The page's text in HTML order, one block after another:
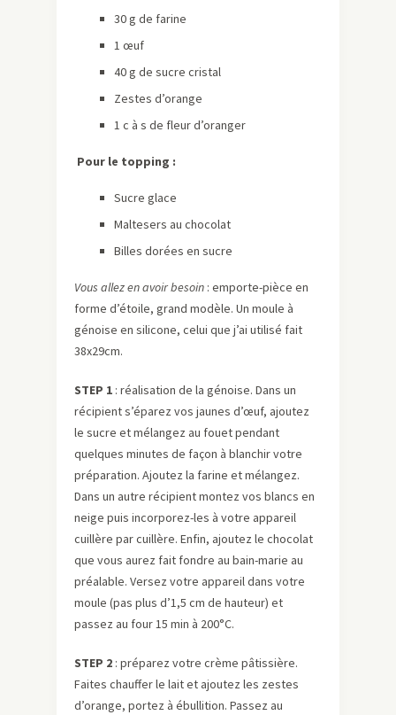
30 g de farine
1 œuf
40 g de sucre cristal
Zestes d’orange
1 c à s de fleur d’oranger
Pour le topping :
Sucre glace
Maltesers au chocolat
Billes dorées en sucre
Vous allez en avoir besoin : emporte-pièce en
forme d’étoile, grand modèle. Un moule à
génoise en silicone, celui que j’ai utilisé fait
38x29cm.
STEP 1 : réalisation de la génoise. Dans un
récipient s’éparez vos jaunes d’œuf, ajoutez
le sucre et mélangez au fouet pendant
quelques minutes de façon à blanchir votre
préparation. Ajoutez la farine et mélangez.
Dans un autre récipient montez vos blancs en
neige puis incorporez-les à votre appareil
cuillère par cuillère. Enfin, ajoutez le chocolat
que vous aurez fait fondre au bain-marie au
préalable. Versez votre appareil dans votre
moule (pas plus d’1,5 cm de hauteur) et
passez au four 15 min à 200°C.
STEP 2 : préparez votre crème pâtissière.
Faites chauffer le lait et ajoutez les zestes
d’orange, portez à ébullition. Passez au